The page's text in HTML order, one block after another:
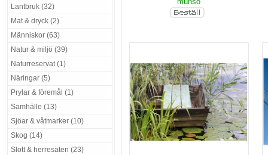
Lantbruk (32)
Mat & dryck (2)
Människor (63)
Natur & miljö (39)
Naturreservat (1)
Näringar (5)
Prylar & föremål (1)
Samhälle (13)
Sjöar & våtmarker (10)
Skog (14)
Slott & herresäten (23)